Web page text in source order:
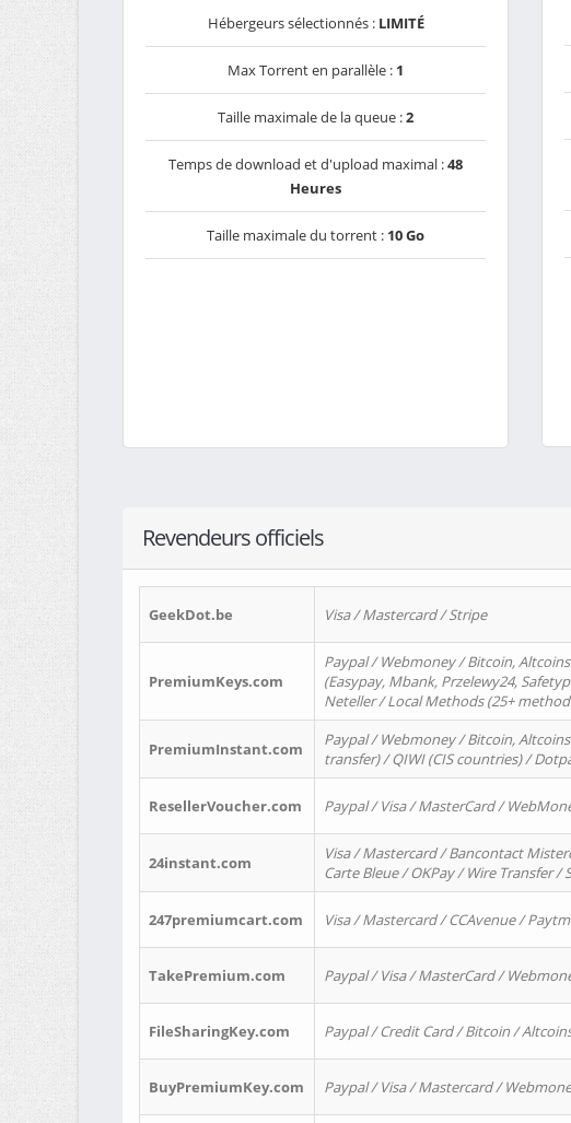
Hébergeurs sélectionnés : LIMITÉ
Max Torrent en parallèle : 1
Taille maximale de la queue :2
Temps de download et d'upload maximal :48
Heures
Taille maximale du torrent : 10 Go
Revendeurs officiels
GeekDot.be Visa / Mastercard / Stripe
PremiumKeys.com
Paypal / Webmoney / Bitcoin, Altcoins
(Easypay, Mbank, Przelewy24,
Neteller / Local Methods (25+
PremiumInstant.com
Paypal / Webmoney / Bitcoin,
transfer) / QIWI (CIS countries) /
ResellerVoucher.com Paypal / Visa / MasterCard /
24instant.com
Visa / Mastercard / Bancontact
Carte Bleue / OKPay / Wire Transfer
247premiumcart.com Visa / Mastercard / CCAvenue /
TakePremium.com Paypal / Visa / MasterCard /
FileSharingKey.com Paypal / Credit Card / Bitcoin /
BuyPremiumKey.com Paypal / Visa / Mastercard /